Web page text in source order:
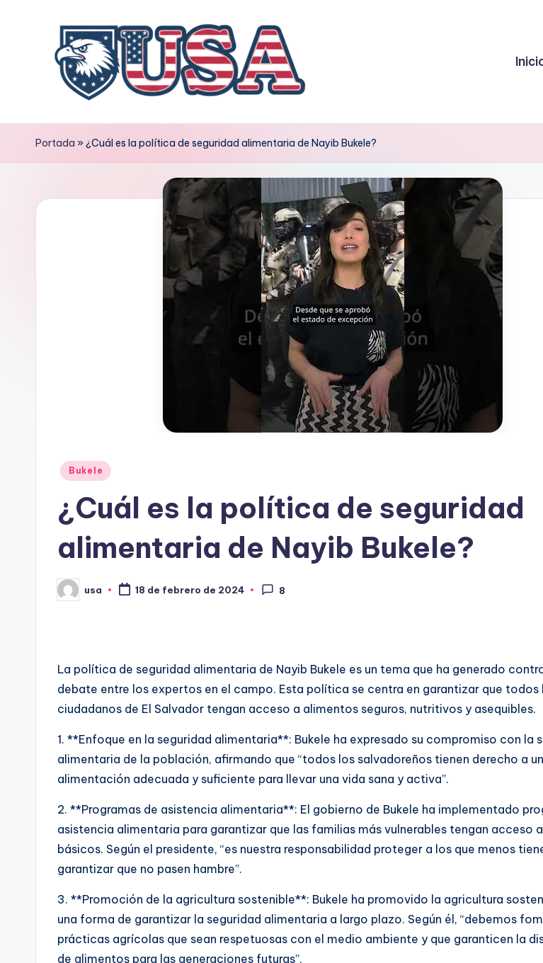
Portada »¿Cuál es la política de seguridad alimentaria de Nayib Bukele?
Publicado
Bukele
¿Cuál es la política de seguridad
alimentaria de Nayib Bukele?
Publicado
por
usa 18 de febrero de 2024 8
La política de seguridad alimentaria de Nayib Bukele es un tema que ha generado
debate entre los expertos en el campo. Esta política se centra en garantizar que todos
ciudadanos de El Salvador tengan acceso a alimentos seguros, nutritivos y asequibles.
1. **Enfoque en la seguridad alimentaria**: Bukele ha expresado su compromiso con la
alimentaria de la población, afirmando que “todos los salvadoreños tienen derecho a
alimentación adecuada y suficiente para llevar una vida sana y activa”.
2. **Programas de asistencia alimentaria**: El gobierno de Bukele ha implementado
asistencia alimentaria para garantizar que las familias más vulnerables tengan acceso
básicos. Según el presidente, “es nuestra responsabilidad proteger a los que menos
garantizar que no pasen hambre”.
3. **Promoción de la agricultura sostenible**: Bukele ha promovido la agricultura
una forma de garantizar la seguridad alimentaria a largo plazo. Según él, “debemos
prácticas agrícolas que sean respetuosas con el medio ambiente y que garanticen la
de alimentos para las generaciones futuras”.